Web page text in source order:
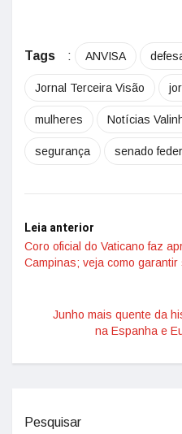
Tags : ANVISA
Jornal Terceira Visão
mulheres Notícias
segurança senado
Leia anterior
Coro oficial do Vaticano faz
Campinas; veja como
Junho mais quente da
na Espanha e
Pesquisar